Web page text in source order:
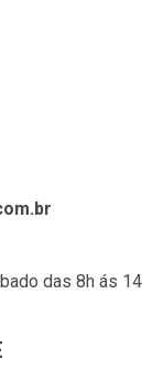
das 8h ás